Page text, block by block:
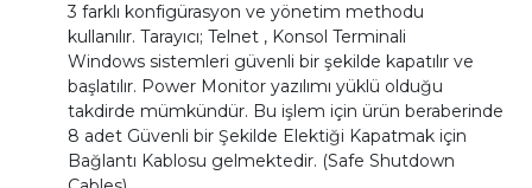
3 farklı konfigürasyon ve yönetim methodu
kullanılır. Tarayıcı; Telnet , Konsol Terminali
Windows sistemleri güvenli bir şekilde kapatılır ve
başlatılır. Power Monitor yazılımı yüklü olduğu
takdirde mümkündür. Bu işlem için ürün beraberinde
8 adet Güvenli bir Şekilde Elektiği Kapatmak için
Bağlantı Kablosu gelmektedir. (Safe Shutdown